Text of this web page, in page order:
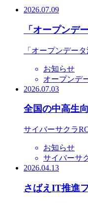
2026.07.09
「オープンデ
「オープンデー
お知らせ
オープンデ
2026.07.03
全国の中高生
サイバーサクラ
お知らせ
サイバーサ
2026.04.13
さばえIT推進